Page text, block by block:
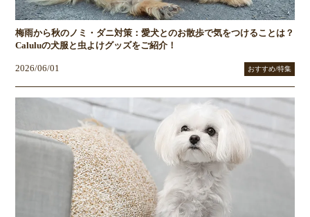
梅雨から秋のノミ・ダニ対策：愛犬とのお散歩で気をつけることは？
Caluluの犬服と虫よけグッズをご紹介！
2026/06/01 おすすめ/特集